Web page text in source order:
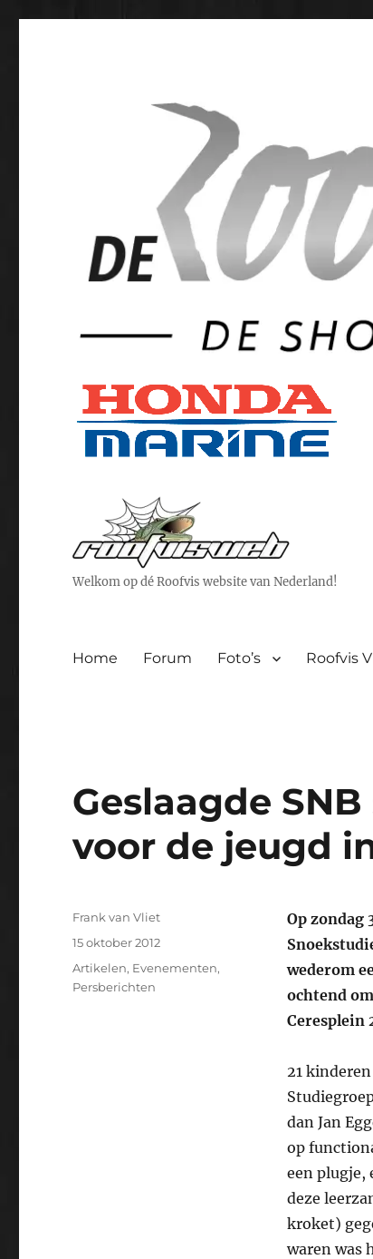
Welkom op dé Roofvis website van Nederland!
Home Forum Foto’s Roofvis
Geslaagde
voor de jeugd
Op zondag
wederom
ochtend
Ceresplein
21
dan Jan
op
een plugje,
deze
kroket)
waren was
Auteur
Frank van Vliet
Geplaatst
15 oktober 2012
Categorieën
Artikelen, Evenementen,
Persberichten